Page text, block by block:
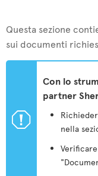
Questa sezione
sui documenti
ü
Con lo
partner
nella